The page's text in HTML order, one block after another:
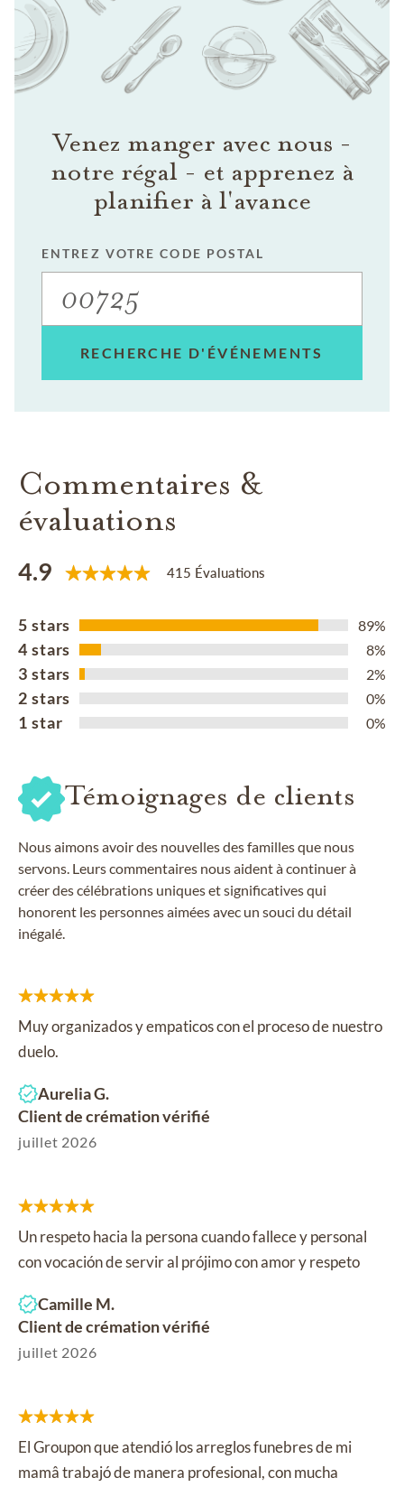
Venez manger avec nous -
notre régal - et apprenez à
planifier à l'avance
ENTREZ VOTRE CODE POSTAL
RECHERCHE D'ÉVÉNEMENTS
Commentaires &
évaluations
4.9 415 Évaluations
5 stars 89%
4 stars 8%
3 stars 2%
2 stars 0%
1 star 0%
Témoignages de clients
Nous aimons avoir des nouvelles des familles que nous
servons. Leurs commentaires nous aident à continuer à
créer des célébrations uniques et significatives qui
honorent les personnes aimées avec un souci du détail
inégalé.
Muy organizados y empaticos con el proceso de nuestro
duelo.
Aurelia G.
Client de crémation vérifié
juillet 2026
Un respeto hacia la persona cuando fallece y personal
con vocación de servir al prójimo con amor y respeto
Camille M.
Client de crémation vérifié
juillet 2026
El Groupon que atendió los arreglos funebres de mi
mamâ trabajó de manera profesional, con mucha